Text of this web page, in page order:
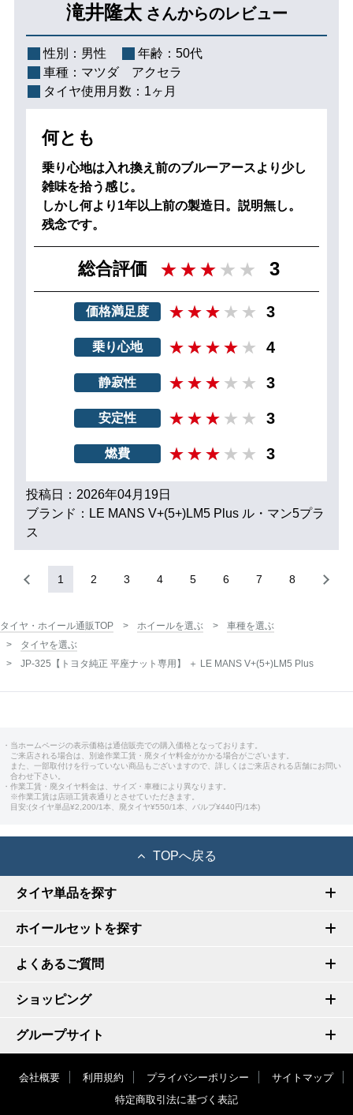
滝井隆太 さんからのレビュー
性別： 男性 年齢： 50代
車種： マツダ アクセラ
タイヤ使用月数： 1ヶ月
何とも
乗り心地は入れ換え前のブルーアースより少し
雑味を拾う感じ。
しかし何より1年以上前の製造日。説明無し。
残念です。
総合評価 3
価格満足度 3
乗り心地 4
静寂性 3
安定性 3
燃費 3
投稿日：2026年04月19日
ブランド：LE MANS V+(5+)LM5 Plus ル・マン5プラ
ス
1 2 3 4 5 6 7 8
タイヤ・ホイール通販TOP ホイールを選ぶ
車種を選ぶ
タイヤを選ぶ
JP-325【トヨタ純正 平座ナット専用】 ＋ LE MANS V+(5+)LM5 Plus
・当ホームページの表示価格は通信販売での購入価格となっております。
ご来店される場合は、別途作業工賃・廃タイヤ料金がかかる場合がございます。
また、一部取付けを行っていない商品もございますので、詳しくはご来店される店舗にお問い
合わせ下さい。
・作業工賃・廃タイヤ料金は、サイズ・車種により異なります。
※作業工賃は店頭工賃表通りとさせていただきます。
目安:(タイヤ単品¥2,200/1本、廃タイヤ¥550/1本、バルブ¥440円/1本)
TOPへ戻る
タイヤ単品を探す
ホイールセットを探す
よくあるご質問
ショッピング
グループサイト
会社概要 利用規約 プライバシーポリシー
サイトマップ
特定商取引法に基づく表記